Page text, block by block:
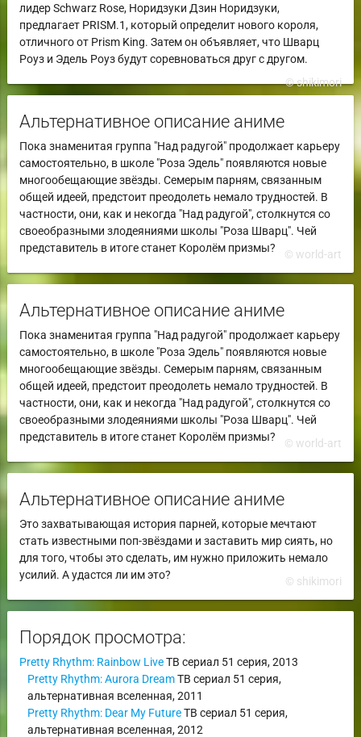
лидер Schwarz Rose, Норидзуки Дзин Норидзуки,
предлагает PRISM.1, который определит нового короля,
отличного от Prism King. Затем он объявляет, что Шварц
Роуз и Эдель Роуз будут соревноваться друг с другом.
© shikimori
Альтернативное описание аниме
Пока знаменитая группа "Над радугой" продолжает карьеру
самостоятельно, в школе "Роза Эдель" появляются новые
многообещающие звёзды. Семерым парням, связанным
общей идеей, предстоит преодолеть немало трудностей. В
частности, они, как и некогда "Над радугой", столкнутся со
своеобразными злодеяниями школы "Роза Шварц". Чей
представитель в итоге станет Королём призмы?
© world-art
Альтернативное описание аниме
Пока знаменитая группа "Над радугой" продолжает карьеру
самостоятельно, в школе "Роза Эдель" появляются новые
многообещающие звёзды. Семерым парням, связанным
общей идеей, предстоит преодолеть немало трудностей. В
частности, они, как и некогда "Над радугой", столкнутся со
своеобразными злодеяниями школы "Роза Шварц". Чей
представитель в итоге станет Королём призмы?
© world-art
Альтернативное описание аниме
Это захватывающая история парней, которые мечтают
стать известными поп-звёздами и заставить мир сиять, но
для того, чтобы это сделать, им нужно приложить немало
усилий. А удастся ли им это?
© shikimori
Порядок просмотра:
Pretty Rhythm: Rainbow LiveТВ сериал 51 серия,2013
Pretty Rhythm: Aurora DreamТВ сериал 51 серия,
альтернативная вселенная,2011
Pretty Rhythm: Dear My FutureТВ сериал 51 серия,
альтернативная вселенная,2012